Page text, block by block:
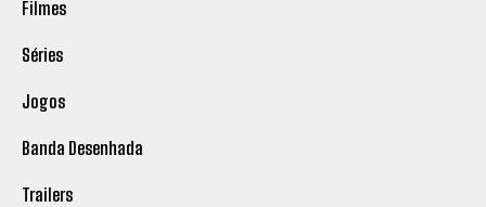
Filmes
Séries
Jogos
Banda Desenhada
Trailers